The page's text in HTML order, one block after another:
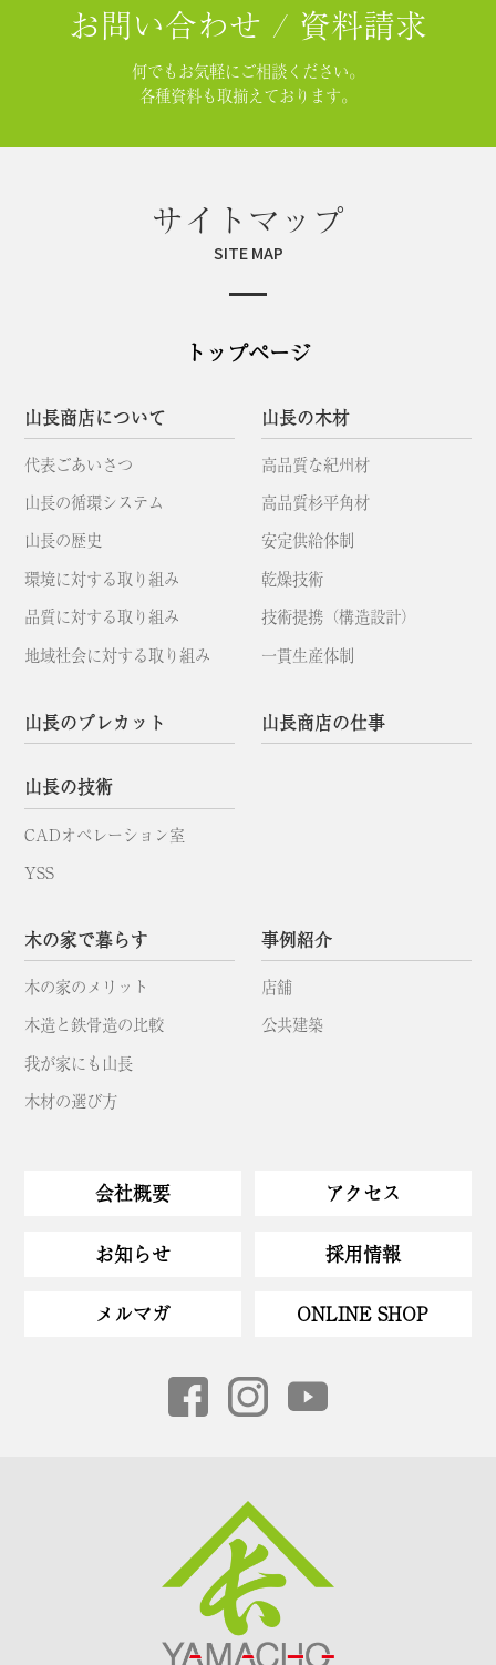
お問い合わせ / 資料請求
何でもお気軽にご相談ください。
各種資料も取揃えております。
サイトマップ
SITE MAP
トップページ
山長商店について
代表ごあいさつ
山長の循環システム
山長の歴史
環境に対する取り組み
品質に対する取り組み
地域社会に対する取り組み
山長の木材
高品質な紀州材
高品質杉平角材
安定供給体制
乾燥技術
技術提携（構造設計）
一貫生産体制
山長のプレカット
山長の技術
CADオペレーション室
YSS
山長商店の仕事
木の家で暮らす
木の家のメリット
木造と鉄骨造の比較
我が家にも山長
木材の選び方
事例紹介
店舗
公共建築
会社概要 アクセス
お知らせ 採用情報
メルマガ ONLINE SHOP